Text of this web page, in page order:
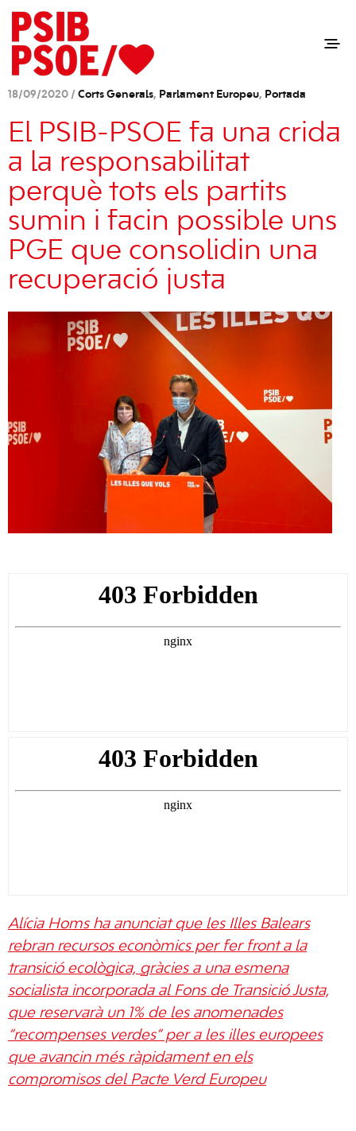
18/09/2020 / Corts Generals, Parlament Europeu, Portada
El PSIB-PSOE fa una crida
a la responsabilitat
perquè tots els partits
sumin i facin possible uns
PGE que consolidin una
recuperació justa
Alícia Homs ha anunciat que les Illes Balears
rebran recursos econòmics per fer front a la
transició ecològica, gràcies a una esmena
socialista incorporada al Fons de Transició Justa,
que reservarà un 1% de les anomenades
“recompenses verdes” per a les illes europees
que avancin més ràpidament en els
compromisos del Pacte Verd Europeu